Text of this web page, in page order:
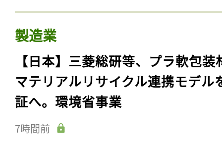
製造業
【日本】三菱総研等、プラ軟包装
マテリアルリサイクル連携モデル
証へ。環境省事業
7時間前